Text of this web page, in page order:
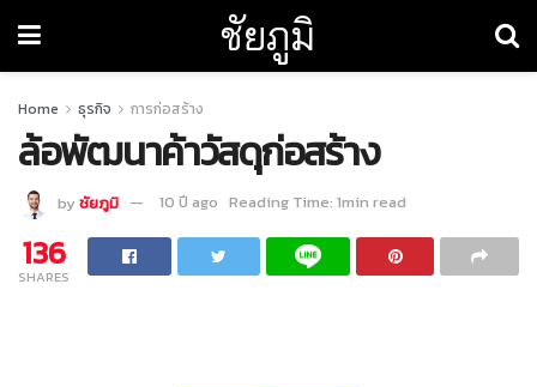
ชัยภูมิ
Home ธุรกิจ การก่อสร้าง
ล้อพัฒนาค้าวัสดุก่อสร้าง
by ชัยภูมิ 10 ปี ago Reading Time: 1min read
136
SHARES